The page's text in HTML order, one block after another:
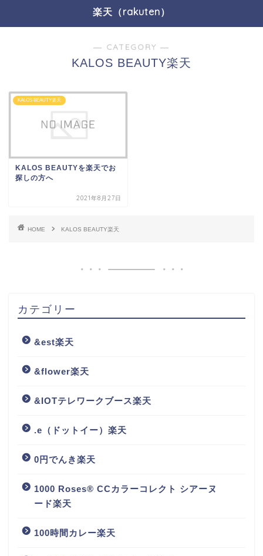
楽天（rakuten）
― CATEGORY ―
KALOS BEAUTY楽天
KALOS BEAUTY楽天
KALOS BEAUTYを楽天でお
探しの方へ
2021年8月27日
HOME KALOS BEAUTY楽天
カテゴリー
&est楽天
&flower楽天
&IOTテレワークブース楽天
.e（ドットイー）楽天
0円でんき楽天
1000 Roses® CCカラーコレクト シアーヌ
ード楽天
100時間カレー楽天